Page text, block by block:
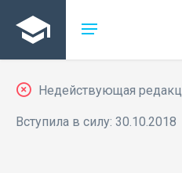
Недействующая
Вступила в силу: 30.10.2018